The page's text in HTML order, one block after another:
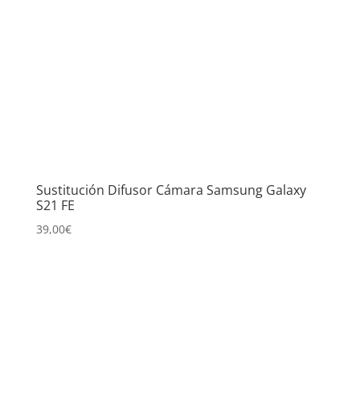
Sustitución Difusor Cámara Samsung Galaxy
S21 FE
39,00€